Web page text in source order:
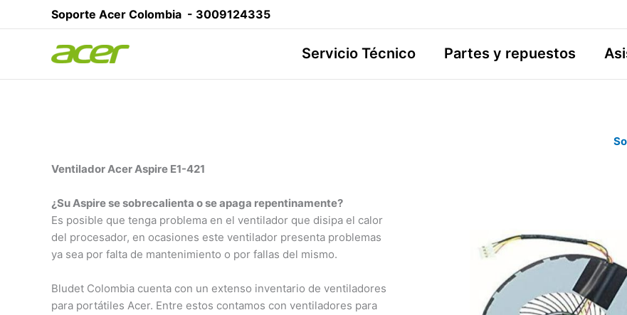
Soporte Acer Colombia - 3009124335
Servicio Técnico Partes y repuestos
Ventilador Acer Aspire E1-421
¿Su Aspire se sobrecalienta o se apaga repentinamente?
Es posible que tenga problema en el ventilador que disipa el calor
del procesador, en ocasiones este ventilador presenta problemas
ya sea por falta de mantenimiento o por fallas del mismo.
Bludet Colombia cuenta con un extenso inventario de ventiladores
para portátiles Acer. Entre estos contamos con ventiladores para